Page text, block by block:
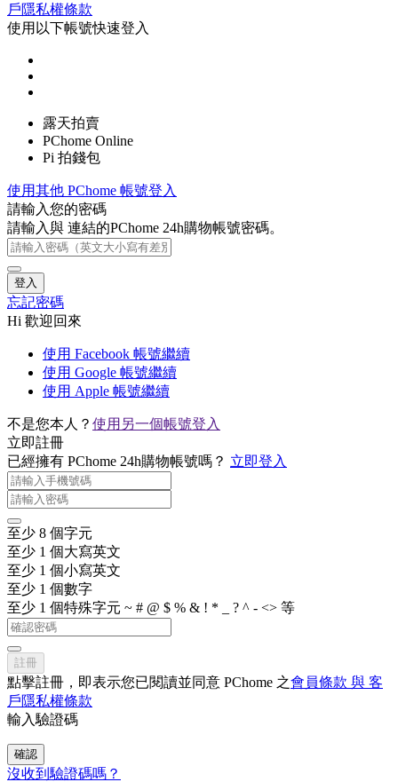
戶隱私權條款
使用以下帳號快速登入
露天拍賣
PChome Online
Pi 拍錢包
使用其他 PChome 帳號登入
請輸入您的密碼
請輸入與 連結的PChome 24h購物帳號密碼。
登入
忘記密碼
Hi 歡迎回來
使用 Facebook 帳號繼續
使用 Google 帳號繼續
使用 Apple 帳號繼續
不是您本人？ 使用另一個帳號登入
立即註冊
已經擁有 PChome 24h購物帳號嗎？ 立即登入
至少 8 個字元
至少 1 個大寫英文
至少 1 個小寫英文
至少 1 個數字
至少 1 個特殊字元 ~ # @ $ % & ! * _ ? ^ - <> 等
註冊
點擊註冊，即表示您已閱讀並同意 PChome 之會員條款 與 客
戶隱私權條款
輸入驗證碼
確認
沒收到驗證碼嗎？